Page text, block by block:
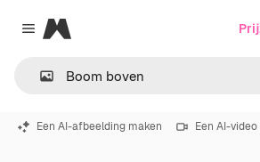
Close menu
Magnific
Een AI-afbeelding maken Een AI-